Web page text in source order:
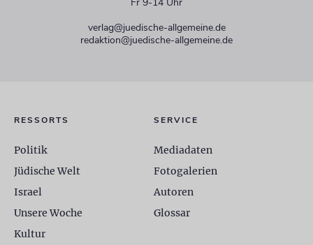
verlag@juedische-allgemeine.de
redaktion@juedische-allgemeine.de
RESSORTS
Politik
Jüdische Welt
Israel
Unsere Woche
Kultur
SERVICE
Mediadaten
Fotogalerien
Autoren
Glossar